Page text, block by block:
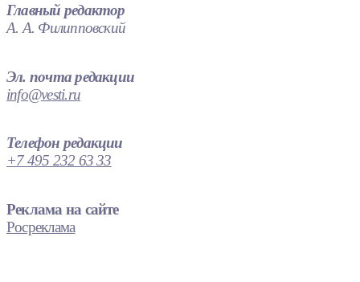
Главный редактор
А. А. Филипповский
Эл. почта редакции
info@vesti.ru
Телефон редакции
+7 495 232 63 33
Реклама на сайте
Росреклама